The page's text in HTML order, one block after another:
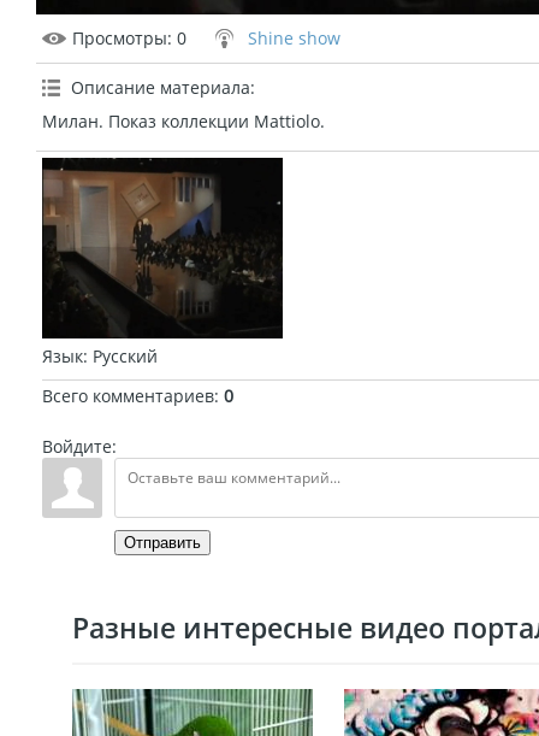
Просмотры: 0 Shine show
Описание материала:
Милан. Показ коллекции Mattiolo.
Язык: Русский
Всего комментариев: 0
Войдите:
Отправить
Разные интересные видео